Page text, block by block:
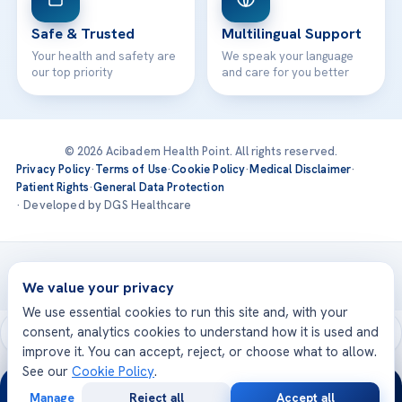
Safe & Trusted
Your health and safety are
our top priority
Multilingual Support
We speak your language
and care for you better
© 2026 Acibadem Health Point. All rights reserved.
Privacy Policy·Terms of Use·Cookie Policy·Medical Disclaimer·
Patient Rights·General Data Protection
· Developed by DGS Healthcare
Treatments are delivered at our JCI-accredited hospitals —
Acıbadem International
We value your privacy
We use essential cookies to run this site and, with your
consent, analytics cookies to understand how it is used and
improve it. You can accept, reject, or choose what to allow.
See our Cookie Policy.
Manage Reject all Accept all
24/7